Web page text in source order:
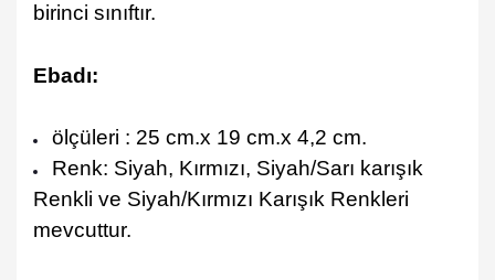
birinci sınıftır.
Ebadı:
ölçüleri : 25 cm.x 19 cm.x 4,2 cm.
Renk: Siyah, Kırmızı, Siyah/Sarı karışık
Renkli ve Siyah/Kırmızı Karışık Renkleri
mevcuttur.